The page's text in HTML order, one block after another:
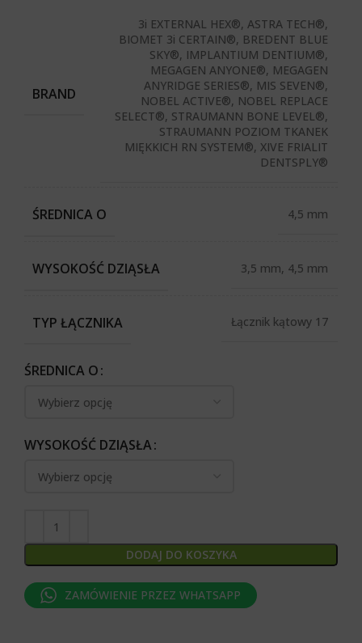
BRAND
3i EXTERNAL HEX®, ASTRA TECH®,
BIOMET 3i CERTAIN®, BREDENT BLUE
SKY®, IMPLANTIUM DENTIUM®,
MEGAGEN ANYONE®, MEGAGEN
ANYRIDGE SERIES®, MIS SEVEN®,
NOBEL ACTIVE®, NOBEL REPLACE
SELECT®, STRAUMANN BONE LEVEL®,
STRAUMANN POZIOM TKANEK
MIĘKKICH RN SYSTEM®, XIVE FRIALIT
DENTSPLY®
ŚREDNICA O 4,5 mm
WYSOKOŚĆ DZIĄSŁA 3,5 mm, 4,5 mm
TYP ŁĄCZNIKA Łącznik kątowy 17
ŚREDNICA O
WYSOKOŚĆ DZIĄSŁA
DODAJ DO KOSZYKA
ZAMÓWIENIE PRZEZ WHATSAPP